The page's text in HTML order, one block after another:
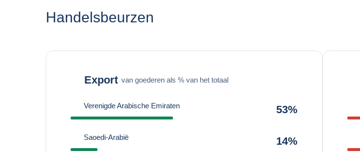
Handelsbeurzen
Export van goederen als % van het totaal
Verenigde Arabische Emiraten 53%
Saoedi-Arabië 14%